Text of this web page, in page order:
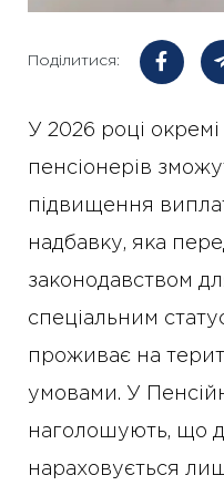
Поділитися:
У 2026 році окремі
пенсіонерів
підвищення
надбавку, яка
законодавством
спеціальним
проживає на
умовами. У
наголошують, що
нараховується